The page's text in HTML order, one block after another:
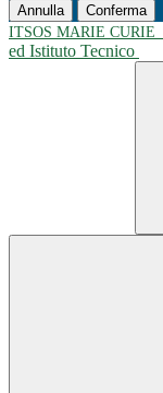
Annulla
Conferma
ITSOS MARIE CURIE
ed Istituto Tecnico